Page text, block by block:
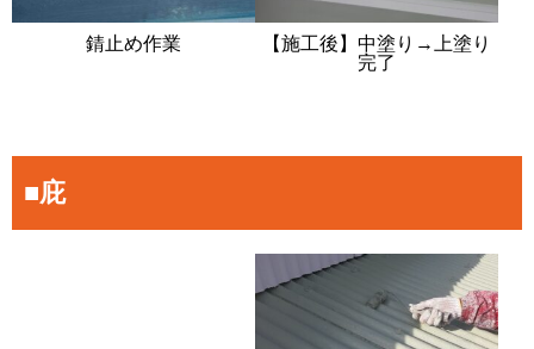
錆止め作業
【施工後】中塗り→上塗り
完了
■庇